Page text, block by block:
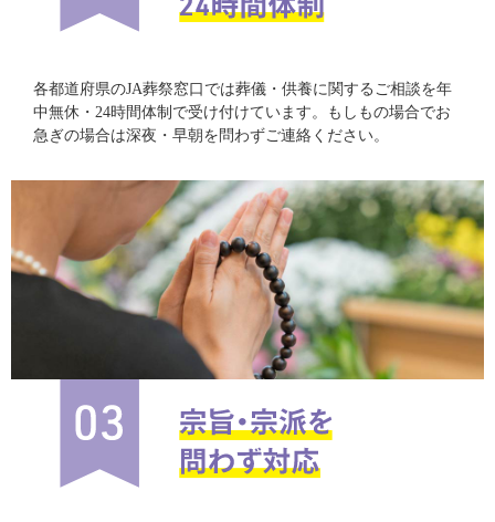
各都道府県のJA葬祭窓口では葬儀・供養に関するご相談を年
中無休・24時間体制で受け付けています。もしもの場合でお
急ぎの場合は深夜・早朝を問わずご連絡ください。